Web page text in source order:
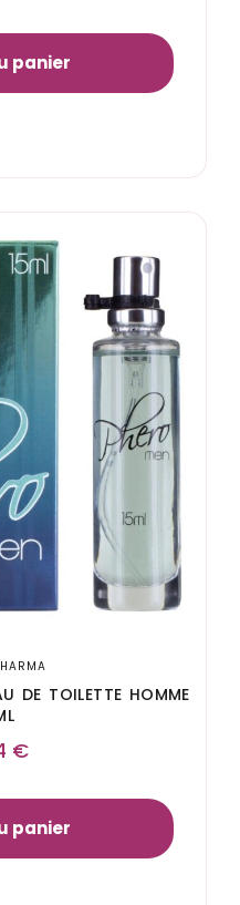
panier
DE TOILETTE HOMME
€
panier